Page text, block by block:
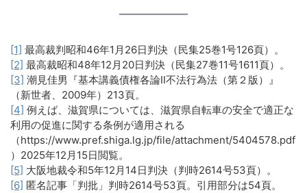
[1] 最高裁判昭和46年1月26日判決（民集25巻1号126頁）。
[2] 最高裁昭和48年12月20日判決（民集27巻11号1611頁）。
[3] 潮見佳男『基本講義債権各論Ⅱ不法行為法（第２版）』
（新世者、2009年）213頁。
[4] 例えば、滋賀県については、滋賀県自転車の安全で適正な
利用の促進に関する条例が適用される
（https://www.pref.shiga.lg.jp/file/attachment/5404578.pdf
）2025年12月15日閲覧。
[5] 大阪地裁令和5年12月14日判決（判時2614号53頁）。
[6] 匿名記事「判批」判時2614号53頁。引用部分は54頁。